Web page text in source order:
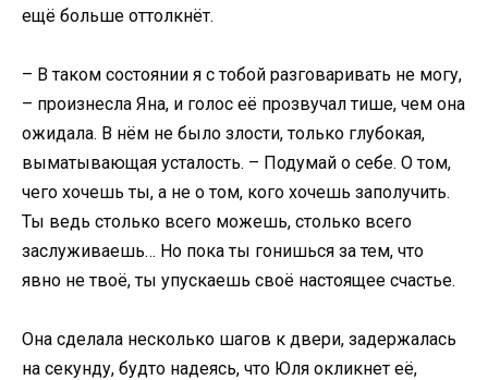
ещё больше оттолкнёт.
– В таком состоянии я с тобой разговаривать не могу,
– произнесла Яна, и голос её прозвучал тише, чем она
ожидала. В нём не было злости, только глубокая,
выматывающая усталость. – Подумай о себе. О том,
чего хочешь ты, а не о том, кого хочешь заполучить.
Ты ведь столько всего можешь, столько всего
заслуживаешь… Но пока ты гонишься за тем, что
явно не твоё, ты упускаешь своё настоящее счастье.
Она сделала несколько шагов к двери, задержалась
на секунду, будто надеясь, что Юля окликнет её,